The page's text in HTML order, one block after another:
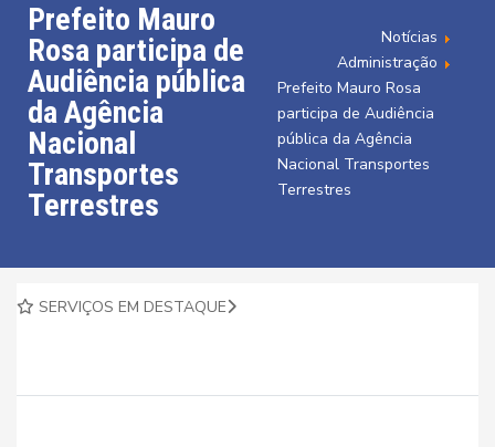
Prefeito Mauro
Rosa participa de
Audiência pública
da Agência
Nacional
Transportes
Terrestres
Notícias
Administração
Prefeito Mauro Rosa
participa de Audiência
pública da Agência
Nacional Transportes
Terrestres
SERVIÇOS EM DESTAQUE